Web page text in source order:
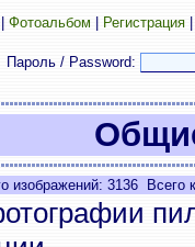
Фотоальбом Регистрация
/ Password:
изображений: 3136 Всего